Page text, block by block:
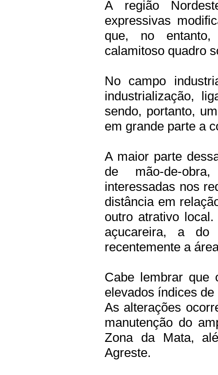
A região
expressivas
que, no entanto,
calamitoso quadro
No campo
industrialização,
sendo, portanto,
em grande parte a
A maior parte
de mão-de-
interessadas nos
distância em
outro atrativo
açucareira, a do
recentemente a
Cabe lembrar que
elevados índices
As alterações
manutenção do
Zona da Mata,
Agreste.